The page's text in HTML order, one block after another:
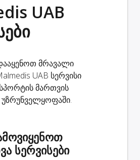
UAB
მრავალი
UAB სერვისი
მართვის
სერვისები